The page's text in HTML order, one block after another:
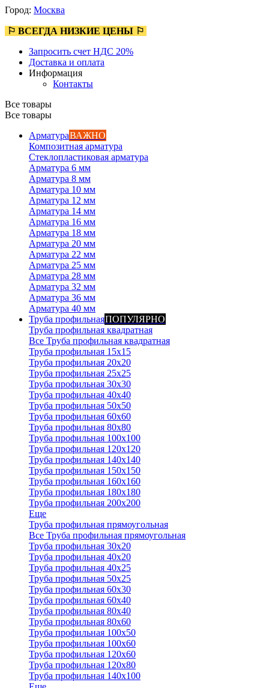
Город: Москва
⚐ ВСЕГДА НИЗКИЕ ЦЕНЫ ⚐
Запросить счет НДС 20%
Доставка и оплата
Информация
Контакты
Все товары
Все товары
АрматураВАЖНО
Композитная арматура
Стеклопластиковая арматура
Арматура 6 мм
Арматура 8 мм
Арматура 10 мм
Арматура 12 мм
Арматура 14 мм
Арматура 16 мм
Арматура 18 мм
Арматура 20 мм
Арматура 22 мм
Арматура 25 мм
Арматура 28 мм
Арматура 32 мм
Арматура 36 мм
Арматура 40 мм
Труба профильнаяПОПУЛЯРНО
Труба профильная квадратная
Все Труба профильная квадратная
Труба профильная 15х15
Труба профильная 20x20
Труба профильная 25x25
Труба профильная 30x30
Труба профильная 40x40
Труба профильная 50x50
Труба профильная 60x60
Труба профильная 80x80
Труба профильная 100x100
Труба профильная 120x120
Труба профильная 140х140
Труба профильная 150х150
Труба профильная 160х160
Труба профильная 180х180
Труба профильная 200х200
Еще
Труба профильная прямоугольная
Все Труба профильная прямоугольная
Труба профильная 30x20
Труба профильная 40х20
Труба профильная 40х25
Труба профильная 50х25
Труба профильная 60х30
Труба профильная 60х40
Труба профильная 80х40
Труба профильная 80х60
Труба профильная 100х50
Труба профильная 100х60
Труба профильная 120х60
Труба профильная 120х80
Труба профильная 140х100